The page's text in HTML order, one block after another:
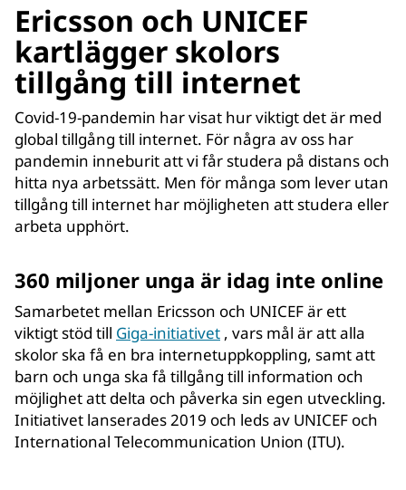
Ericsson och UNICEF
kartlägger skolors
tillgång till internet
Covid-19-pandemin har visat hur viktigt det är med
global tillgång till internet. För några av oss har
pandemin inneburit att vi får studera på distans och
hitta nya arbetssätt. Men för många som lever utan
tillgång till internet har möjligheten att studera eller
arbeta upphört.
360 miljoner unga är idag inte online
Samarbetet mellan Ericsson och UNICEF är ett
viktigt stöd till Giga-initiativet , vars mål är att alla
skolor ska få en bra internetuppkoppling, samt att
barn och unga ska få tillgång till information och
möjlighet att delta och påverka sin egen utveckling.
Initiativet lanserades 2019 och leds av UNICEF och
International Telecommunication Union (ITU).